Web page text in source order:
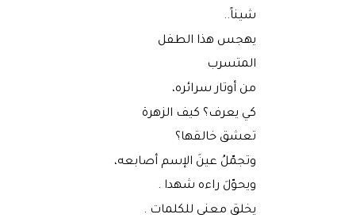
شيناً..
يهجس هذا الطفل
المتسرب
من أوتار سرائره،
كي يعرف؟ كيف الزهرة
تعشق خالقها؟
وتجمّلُ عينَ الإسم أصابعه،
ويحوّلَ راءه شهدا .
يخلق معنى للكلمات .